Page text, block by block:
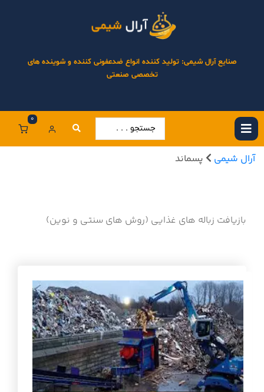
صنایع آرال شیمی: تولید کننده انواع ضدعفونی کننده و شوینده های
تخصصی صنعتی
0
آرال شیمی پسماند
بازیافت زباله های غذایی (روش های سنتی و نوین)